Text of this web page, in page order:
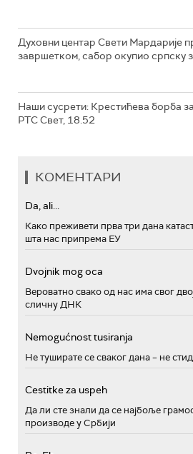
Духовни центар Свети Мардарије
завршетком, сабор окупио српску
Наши сусрети: Крестићева борба
РТС Свет, 18.52
КОМЕНТАРИ
Da, ali...
Како преживети прва три дана
шта нас припрема ЕУ
Dvojnik mog oca
Вероватно свако од нас има свог
сличну ДНК
Nemogućnost tusiranja
Не туширате се сваког дана – не
Cestitke za uspeh
Да ли сте знали да се најбоље
производе у Србији